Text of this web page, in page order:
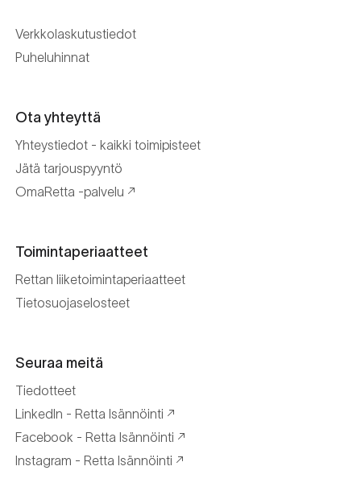
Verkkolaskutustiedot
Puheluhinnat
Ota yhteyttä
Yhteystiedot - kaikki toimipisteet
Jätä tarjouspyyntö
OmaRetta -palvelu
Toimintaperiaatteet
Rettan liiketoimintaperiaatteet
Tietosuojaselosteet
Seuraa meitä
Tiedotteet
LinkedIn - Retta Isännöinti
Facebook - Retta Isännöinti
Instagram - Retta Isännöinti